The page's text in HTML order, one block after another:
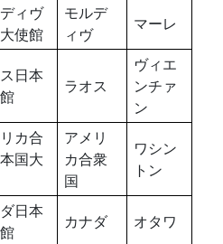
ィヴ
使館
モルデ
ィヴ
マーレ
日本
ラオス
ヴィエ
ンチァ
ン
カ合
国大
アメリ
カ合衆
国
ワシン
トン
日本
カナダ
オタワ